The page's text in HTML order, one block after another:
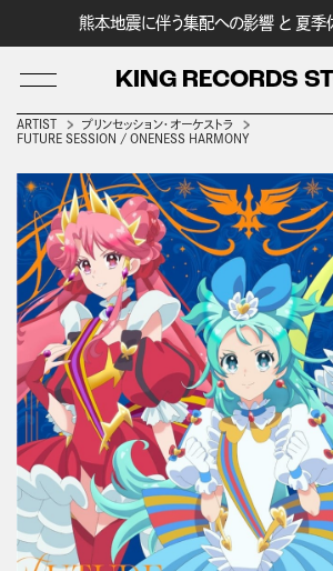
熊本地震に伴う集配への影響 と 夏季
KING RECORDS
LOG IN
ARTIST
プリンセッション・オーケストラ
FUTURE SESSION / ONENESS HARMONY